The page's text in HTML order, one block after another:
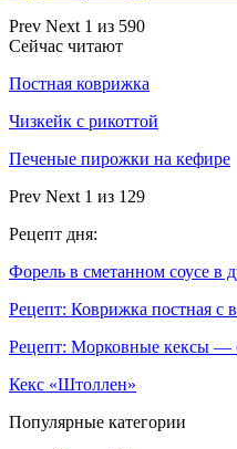
Prev Next 1 из 590
Сейчас читают
Постная коврижка
Чизкейк с рикоттой
Печеные пирожки на кефире
Prev Next 1 из 129
Рецепт дня:
Форель в сметанном соусе в
Рецепт: Коврижка постная
Рецепт: Морковные кексы —
Кекс «Штоллен»
Популярные категории